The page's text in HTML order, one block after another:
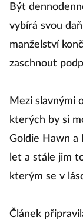
Být
vybírá svou
manželství
zaschnout
Mezi slavnými
kterých by si
Goldie Hawn a
let a stále jim
kterým se v
Článek